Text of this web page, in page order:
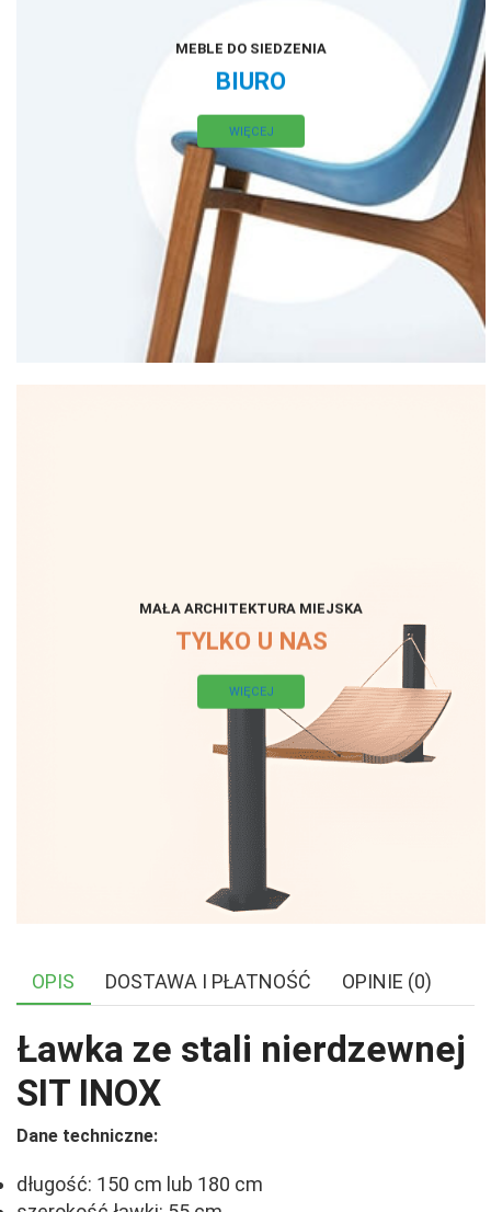
MEBLE DO SIEDZENIA
BIURO
WIĘCEJ
MAŁA ARCHITEKTURA MIEJSKA
TYLKO U NAS
WIĘCEJ
OPIS DOSTAWA I PŁATNOŚĆ OPINIE (0)
Ławka ze stali nierdzewnej
SIT INOX
Dane techniczne:
długość: 150 cm lub 180 cm